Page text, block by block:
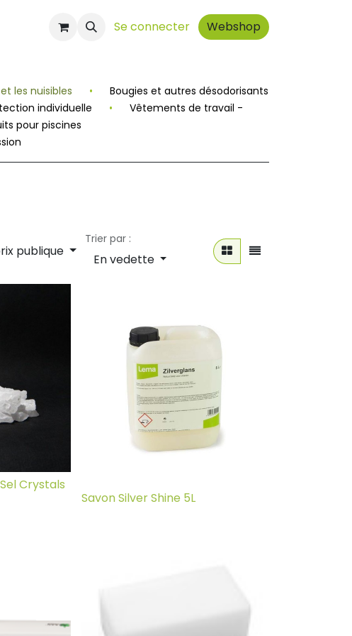
Se connecter Webshop
les nuisibles •
Bougies et autres désodorisants
individuelle •
Vêtements de travail -
pour piscines
publique
Trier par :
En vedette
Crystals
Savon Silver Shine 5L